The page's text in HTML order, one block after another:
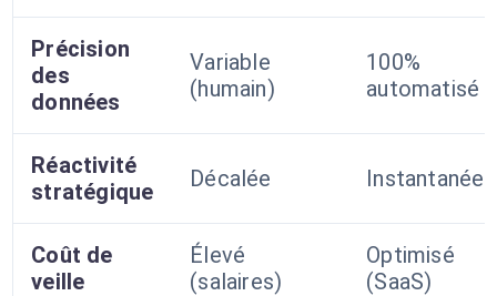
Précision
des
données
Variable
(humain)
100%
automatisé
Réactivité
stratégique
Décalée Instantanée
Coût de
veille
Élevé
(salaires)
Optimisé
(SaaS)